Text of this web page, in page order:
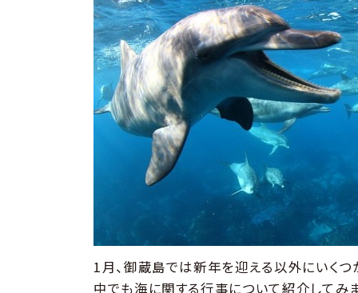
1月、御蔵島では新年を迎える以外にいくつ
中でも海に関する行事について紹介してみま